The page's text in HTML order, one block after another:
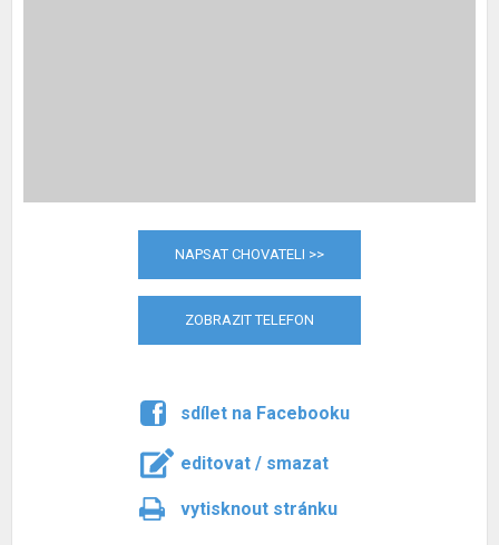
NAPSAT CHOVATELI >>
ZOBRAZIT TELEFON
sdílet na Facebooku
editovat / smazat
vytisknout stránku